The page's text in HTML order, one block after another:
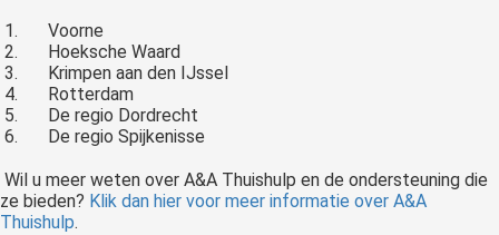
Voorne
Hoeksche Waard
Krimpen aan den IJssel
Rotterdam
De regio Dordrecht
De regio Spijkenisse
Wil u meer weten over A&A Thuishulp en de ondersteuning die
ze bieden? Klik dan hier voor meer informatie over A&A
Thuishulp.